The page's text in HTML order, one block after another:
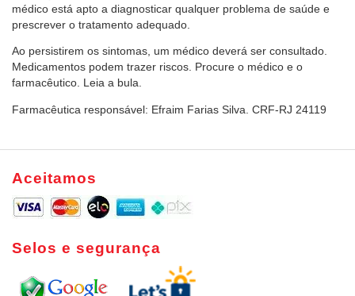
médico está apto a diagnosticar qualquer problema de saúde e
prescrever o tratamento adequado.
Ao persistirem os sintomas, um médico deverá ser consultado.
Medicamentos podem trazer riscos. Procure o médico e o
farmacêutico. Leia a bula.
Farmacêutica responsável: Efraim Farias Silva. CRF-RJ 24119
Aceitamos
Selos e segurança